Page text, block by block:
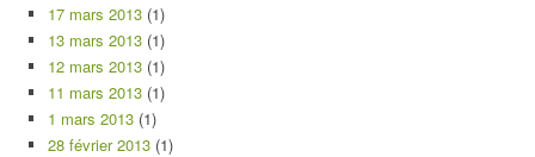
17 mars 2013 (1)
13 mars 2013 (1)
12 mars 2013 (1)
11 mars 2013 (1)
1 mars 2013 (1)
28 février 2013 (1)